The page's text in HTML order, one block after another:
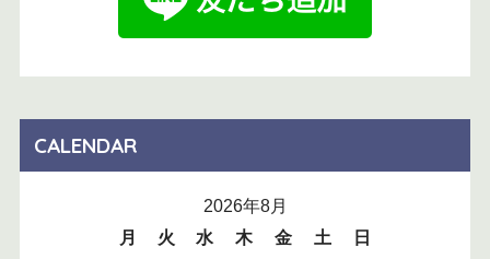
CALENDAR
2026年8月
月
火 水 木 金 土
日